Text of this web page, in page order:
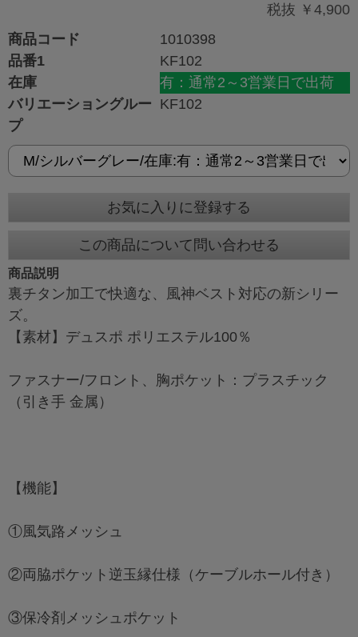
税抜 ￥4,900
商品コード
1010398
品番1
KF102
在庫
有：通常2～3営業日で出荷
バリエーショングルー
プ
KF102
お気に入りに登録する
この商品について問い合わせる
商品説明
裏チタン加工で快適な、風神ベスト対応の新シリー
ズ。
【素材】デュスポ ポリエステル100％
ファスナー/フロント、胸ポケット：プラスチック
（引き手 金属）
【機能】
①風気路メッシュ
②両脇ポケット逆玉縁仕様（ケーブルホール付き）
③保冷剤メッシュポケット